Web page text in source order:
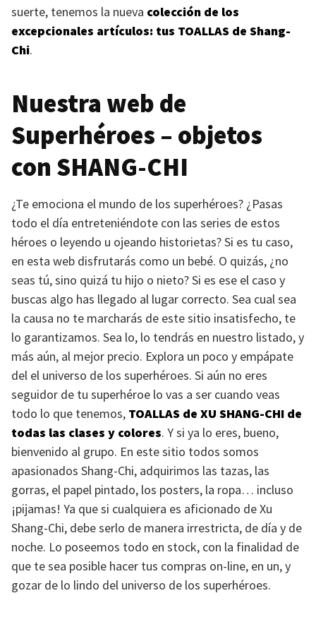
suerte, tenemos la nueva colección de los
excepcionales artículos: tus TOALLAS de Shang-
Chi.
Nuestra web de
Superhéroes – objetos
con SHANG-CHI
¿Te emociona el mundo de los superhéroes? ¿Pasas
todo el día entreteniéndote con las series de estos
héroes o leyendo u ojeando historietas? Si es tu caso,
en esta web disfrutarás como un bebé. O quizás, ¿no
seas tú, sino quizá tu hijo o nieto? Si es ese el caso y
buscas algo has llegado al lugar correcto. Sea cual sea
la causa no te marcharás de este sitio insatisfecho, te
lo garantizamos. Sea lo, lo tendrás en nuestro listado, y
más aún, al mejor precio. Explora un poco y empápate
del el universo de los superhéroes. Si aún no eres
seguidor de tu superhéroe lo vas a ser cuando veas
todo lo que tenemos, TOALLAS de XU SHANG-CHI de
todas las clases y colores. Y si ya lo eres, bueno,
bienvenido al grupo. En este sitio todos somos
apasionados Shang-Chi, adquirimos las tazas, las
gorras, el papel pintado, los posters, la ropa… incluso
¡pijamas! Ya que si cualquiera es aficionado de Xu
Shang-Chi, debe serlo de manera irrestricta, de día y de
noche. Lo poseemos todo en stock, con la finalidad de
que te sea posible hacer tus compras on-line, en un, y
gozar de lo lindo del universo de los superhéroes.